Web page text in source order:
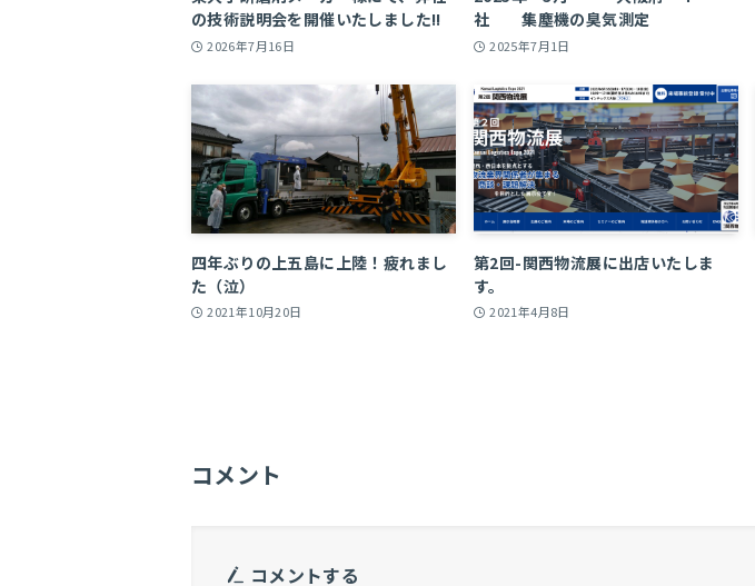
の技術説明会を開催いたしました!!
2026年7月16日
社 集塵機の臭気測定
2025年7月1日
四年ぶりの上五島に上陸！疲れまし
た（泣）
2021年10月20日
第2回-関西物流展に出店いたしま
す。
2021年4月8日
コメント
コメントする